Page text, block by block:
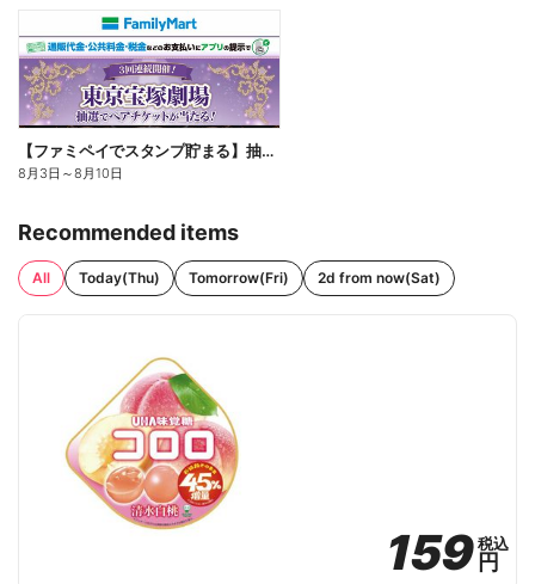
【ファミペイでスタンプ貯まる】抽選でペアチケットが当たる!
8月3日 ～8月10日
Recommended items
All Today(Thu) Tomorrow(Fri) 2d from now(Sat)
159
159税込
税込
円
円